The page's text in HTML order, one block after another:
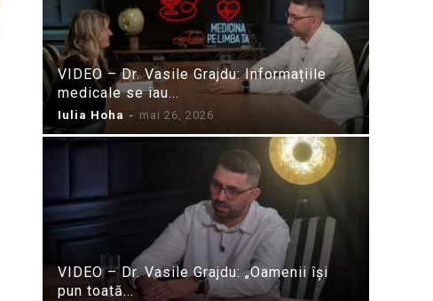
VIDEO – Dr. Vasile Grajdu: Informațiile
medicale se iau...
Iulia Hoha - mai 26, 2026
VIDEO – Dr. Vasile Grajdu: „Oamenii își
pun toată...